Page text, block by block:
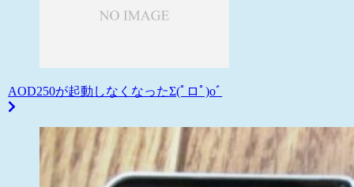
AOD250が起動しなくなったΣ(ﾟロﾟ)oﾞ